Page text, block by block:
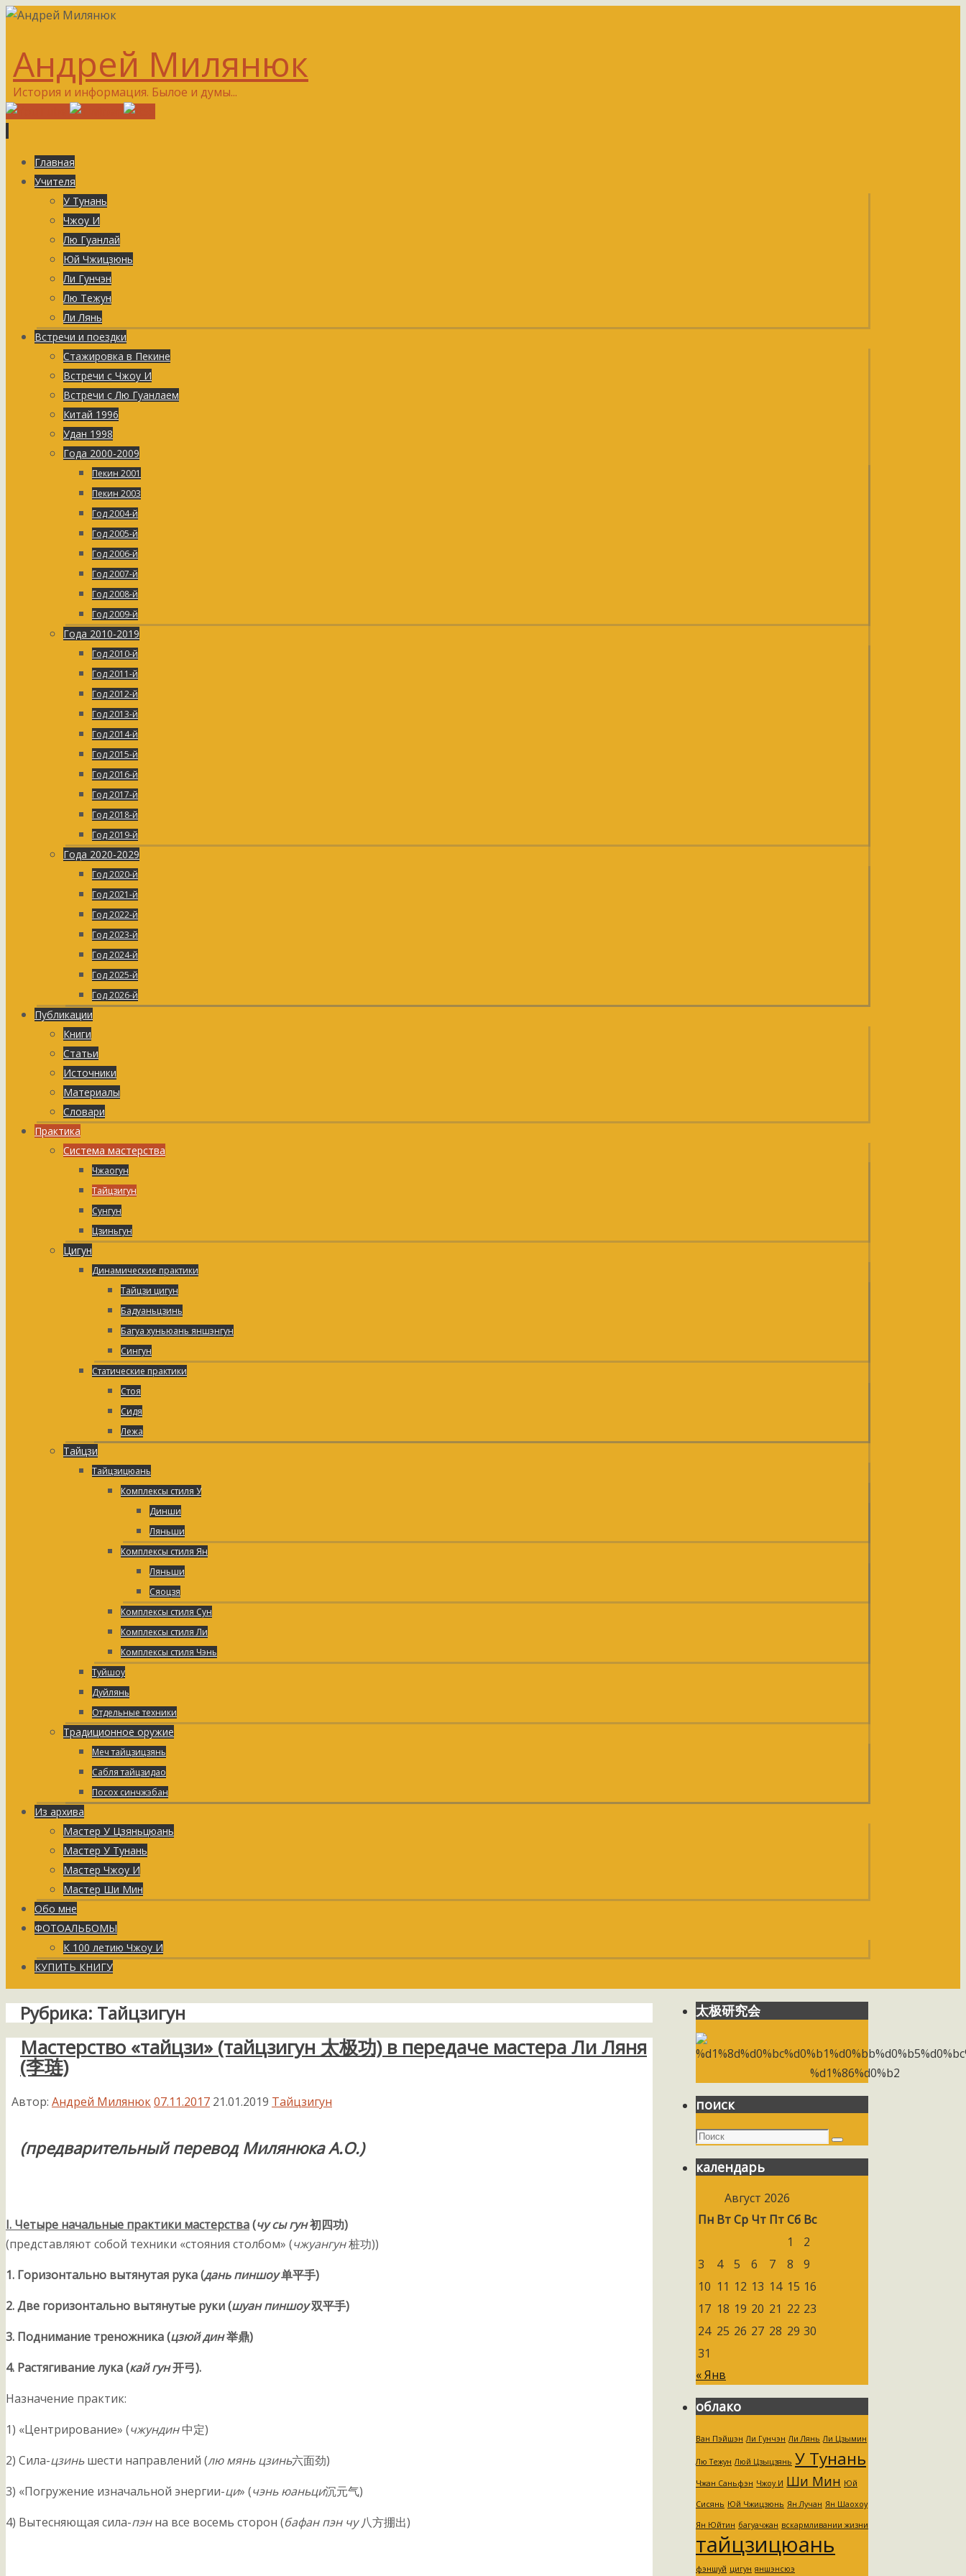
Андрей Милянюк
История и информация. Былое и думы...
Перейти
содержимому
Главная
Учителя
У Тунань
Чжоу И
Лю Гуанлай
Юй Чжицзюнь
Ли Гунчэн
Лю Тежун
Ли Лянь
Встречи и поездки
Стажировка в Пекине
Встречи с Чжоу И
Встречи с Лю Гуанлаем
Китай 1996
Удан 1998
Года 2000-2009
Пекин 2001
Пекин 2003
Год 2004-й
Год 2005-й
Год 2006-й
Год 2007-й
Год 2008-й
Год 2009-й
Года 2010-2019
Год 2010-й
Год 2011-й
Год 2012-й
Год 2013-й
Год 2014-й
Год 2015-й
Год 2016-й
Год 2017-й
Год 2018-й
Год 2019-й
Года 2020-2029
Год 2020-й
Год 2021-й
Год 2022-й
Год 2023-й
Год 2024-й
Год 2025-й
Год 2026-й
Публикации
Книги
Статьи
Источники
Материалы
Словари
Практика
Система мастерства
Чжаогун
Тайцзигун
Сунгун
Цзиньгун
Цигун
Динамические практики
Тайцзи цигун
Бадуаньцзинь
Багуа хуньюань яншэнгун
Сингун
Статические практики
Стоя
Сидя
Лежа
Тайцзи
Тайцзицюань
Комплексы стиля У
Динши
Ляньши
Комплексы стиля Ян
Ляньши
Сяоцзя
Комплексы стиля Сун
Комплексы стиля Ли
Комплексы стиля Чэнь
Туйшоу
Дуйлянь
Отдельные техники
Традиционное оружие
Меч тайцзицзянь
Сабля тайцзидао
Посох синчжэбан
Из архива
Мастер У Цзяньцюань
Мастер У Тунань
Мастер Чжоу И
Мастер Ши Мин
Обо мне
ФОТОАЛЬБОМЫ
К 100 летию Чжоу И
КУПИТЬ КНИГУ
Рубрика: Тайцзигун
Мастерство «тайцзи» (тайцзигун 太极功) в передаче мастера Ли Ляня
(李琏)
Автор: Андрей Милянюк07.11.2017 21.01.2019 Тайцзигун
(предварительный перевод Милянюка А.О.)
I. Четыре начальные практики мастерства(чу сы гун初四功)
(представляют собой техники «стояния столбом» (чжуангун桩功))
1. Горизонтально вытянутая рука (дань пиншоу单平手)
2.Две горизонтально вытянутые руки (шуан пиншоу双平手)
3. Поднимание треножника(цзюй дин举鼎)
4. Растягивание лука (кай гун开弓).
Назначение практик:
1) «Центрирование» (чжундин中定)
2) Сила-цзиньшести направлений (лю мянь цзинь六面劲)
3) «Погружение изначальной энергии-ци» (чэнь юаньци沉元气)
4) Вытесняющая сила-пэнна все восемь сторон (бафан пэн чу八方掤出)
太极研究会
поиск
Поиск
Поиск
календарь
Август 2026
Пн ВтСр Чт ПтСб Вс
1
2
3
4 5 6 7 8
9
10 11 12 13 14 15 16
17 18 19 20 21 22 23
24 25 26 27 28 29 30
31
« Янв
облако
Ван Пэйшэн Ли Гунчэн Ли Лянь Ли Цзымин
Лю Тежун Люй Цзыцзянь У Тунань
Чжан Саньфэн Чжоу И Ши Мин Юй
Сисянь Юй Чжицзюнь Ян Лучан Ян Шаохоу
Ян Юйтин багуачжан вскармливании жизни
тайцзицюань
фэншуй цигун яншэнсюэ